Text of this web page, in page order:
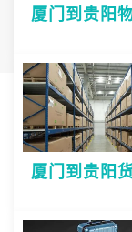
厦门到贵阳
厦门到贵阳